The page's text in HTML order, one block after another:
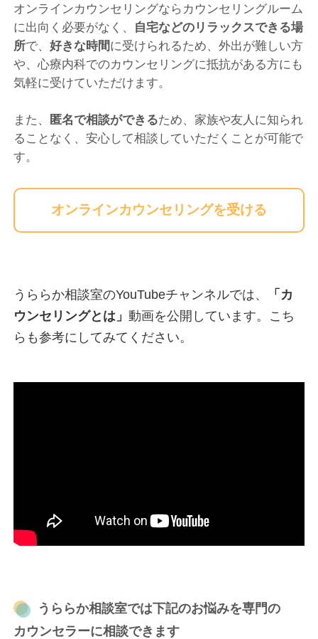
オンラインカウンセリングならカウンセリングルーム
に出向く必要がなく、 自宅などのリラックスできる場
所で、好きな時間に受けられるため、外出が難しい方
や、心療内科でのカウンセリングに抵抗がある方にも
気軽に受けていただけます。
また、 匿名で相談ができるため、家族や友人に知られ
ることなく、安心して相談していただくことが可能で
す。
オンラインカウンセリングを受ける
うららか相談室のYouTubeチャンネルでは、 「 カ
ウンセリングとは 」動画を公開しています。こち
らも参考にしてみてください。
うららか相談室では下記のお悩みを専門の
カウンセラーに相談できます